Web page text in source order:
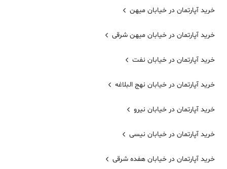
خرید آپارتمان در خیابان میهن
خرید آپارتمان در خیابان میهن شرقی
خرید آپارتمان در خیابان نفت
خرید آپارتمان در خیابان نهج البلاغه
خرید آپارتمان در خیابان نیرو
خرید آپارتمان در خیابان نیسی
خرید آپارتمان در خیابان هفده شرقی